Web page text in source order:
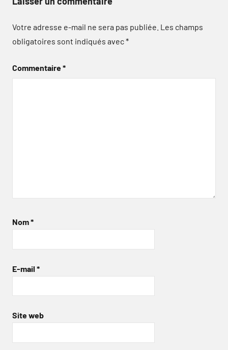
Votre adresse e-mail ne sera pas publiée. Les champs
obligatoires sont indiqués avec*
Commentaire*
Nom*
E-mail *
Site web